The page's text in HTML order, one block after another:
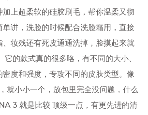
上超柔软的硅胶刷毛，帮你温柔又彻
单讲，洗脸的时候配合洗脸霜用，直接
、妆残还有死皮通通洗掉，脸摸起来就
它的款式真的很多咯，有不同的大小、
密度和强度，专攻不同的皮肤类型。像
就小小一个，放包里完全没问题，什么
3 就是比较 顶级一点，有更先进的清